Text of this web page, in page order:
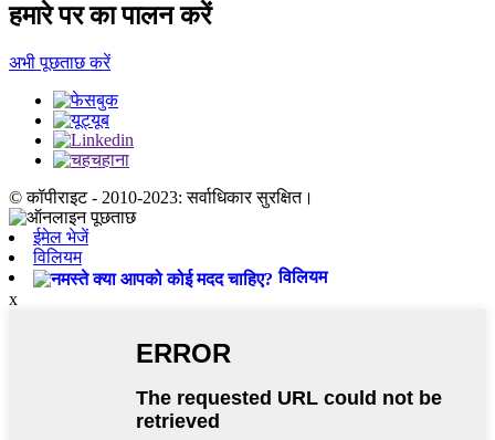
हमारे पर का पालन करें
अभी पूछताछ करें
© कॉपीराइट - 2010-2023: सर्वाधिकार सुरक्षित।
ईमेल भेजें
विलियम
विलियम
x